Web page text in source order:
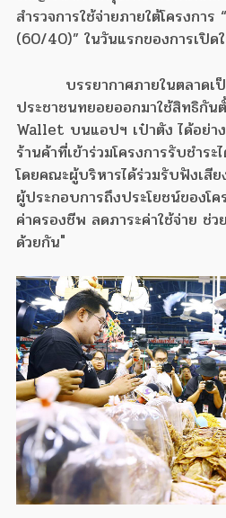
สำรวจการใช้จ่ายภายใต้โครงกา
(60/40)” ในวันแรกของการเปิด
บรรยากาศภายในตลาดเ
ประชาชนทยอยออกมาใช้สิทธิกัน
Wallet บนแอปฯ เป๋าตัง ได้อย่า
ร้านค้าที่เข้าร่วมโครงการรับชำร
โดยคณะผู้บริหารได้ร่วมรับฟังเสี
ผู้ประกอบการถึงประโยชน์ของโค
ค่าครองชีพ ลดภาระค่าใช้จ่าย ช่
ด้วยกัน"